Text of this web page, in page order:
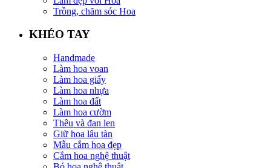
Trồng, chăm sóc Hoa
KHÉO TAY
Handmade
Làm hoa voan
Làm hoa giấy
Làm hoa nhựa
Làm hoa đất
Làm hoa cườm
Thêu và đan len
Giữ hoa lâu tàn
Mẫu cắm hoa đẹp
Cắm hoa nghệ thuật